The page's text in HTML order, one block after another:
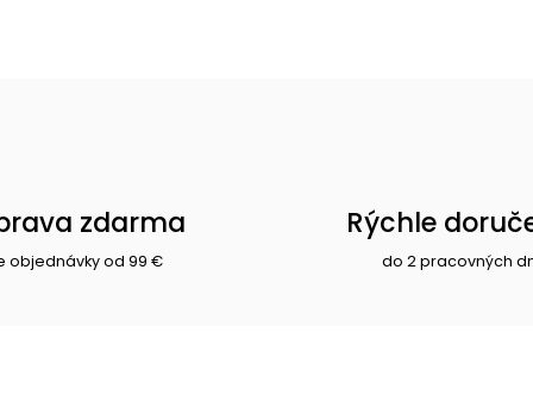
zdarma
objednávky od 99 €
Rýchle
do 2 pracovných